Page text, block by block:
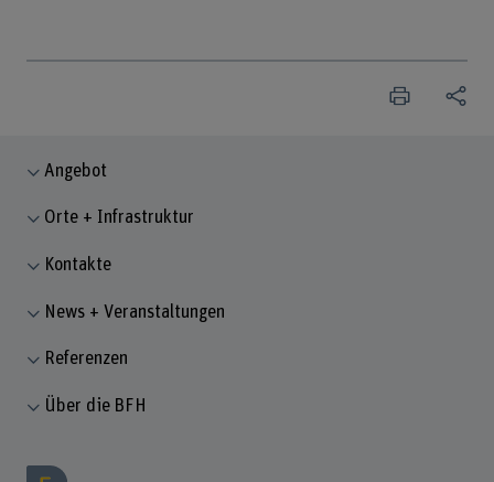
Angebot
Orte + Infrastruktur
Kontakte
News + Veranstaltungen
Referenzen
Über die BFH